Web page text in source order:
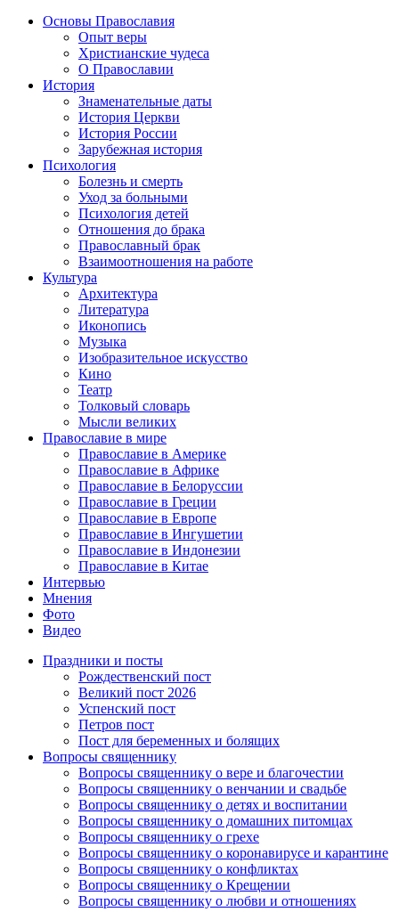
Основы Православия
Опыт веры
Христианские чудеса
О Православии
История
Знаменательные даты
История Церкви
История России
Зарубежная история
Психология
Болезнь и смерть
Уход за больными
Психология детей
Отношения до брака
Православный брак
Взаимоотношения на работе
Культура
Архитектура
Литература
Иконопись
Музыка
Изобразительное искусство
Кино
Театр
Толковый словарь
Мысли великих
Православие в мире
Православие в Америке
Православие в Африке
Православие в Белоруссии
Православие в Греции
Православие в Европе
Православие в Ингушетии
Православие в Индонезии
Православие в Китае
Интервью
Мнения
Фото
Видео
Праздники и посты
Рождественский пост
Великий пост 2026
Успенский пост
Петров пост
Пост для беременных и болящих
Вопросы священнику
Вопросы священнику о вере и благочестии
Вопросы священнику о венчании и свадьбе
Вопросы священнику о детях и воспитании
Вопросы священнику о домашних питомцах
Вопросы священнику о грехе
Вопросы священнику о коронавирусе и карантине
Вопросы священнику о конфликтах
Вопросы священнику о Крещении
Вопросы священнику о любви и отношениях